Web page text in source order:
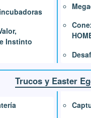
Instinto
Trucos y Easter